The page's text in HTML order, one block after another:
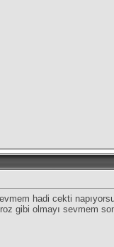
hadi cekti
gibi olmayı sevmem